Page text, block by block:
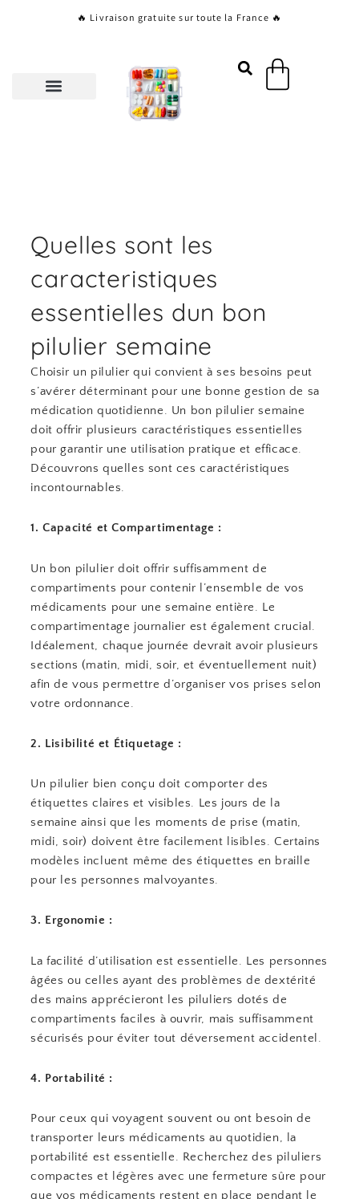
🔥 Livraison gratuite sur toute la France 🔥
Panier
Quelles sont les
caracteristiques
essentielles dun bon
pilulier semaine
Choisir un pilulier qui convient à ses besoins peut
s’avérer déterminant pour une bonne gestion de sa
médication quotidienne. Un bon pilulier semaine
doit offrir plusieurs caractéristiques essentielles
pour garantir une utilisation pratique et efficace.
Découvrons quelles sont ces caractéristiques
incontournables.
1. Capacité et Compartimentage :
Un bon pilulier doit offrir suffisamment de
compartiments pour contenir l’ensemble de vos
médicaments pour une semaine entière. Le
compartimentage journalier est également crucial.
Idéalement, chaque journée devrait avoir plusieurs
sections (matin, midi, soir, et éventuellement nuit)
afin de vous permettre d’organiser vos prises selon
votre ordonnance.
2. Lisibilité et Étiquetage :
Un pilulier bien conçu doit comporter des
étiquettes claires et visibles. Les jours de la
semaine ainsi que les moments de prise (matin,
midi, soir) doivent être facilement lisibles. Certains
modèles incluent même des étiquettes en braille
pour les personnes malvoyantes.
3. Ergonomie :
La facilité d’utilisation est essentielle. Les personnes
âgées ou celles ayant des problèmes de dextérité
des mains apprécieront les piluliers dotés de
compartiments faciles à ouvrir, mais suffisamment
sécurisés pour éviter tout déversement accidentel.
4. Portabilité :
Pour ceux qui voyagent souvent ou ont besoin de
transporter leurs médicaments au quotidien, la
portabilité est essentielle. Recherchez des piluliers
compactes et légères avec une fermeture sûre pour
que vos médicaments restent en place pendant le